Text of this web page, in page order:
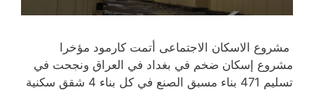
مشروع الاسكان الاجتماعى أتمت كارمود مؤخرا
مشروع إسكان ضخم في بغداد في العراق ونجحت في
تسليم 471 بناء مسبق الصنع في كل بناء 4 شقق سكنية